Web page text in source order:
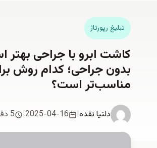
رپورتاژ
ابرو با جراحی بهتر است با
جراحی؛ کدام روش برای شما
است؟
دلنیا نقدە 2025-04-16
| 5 دقیقه مطالعه